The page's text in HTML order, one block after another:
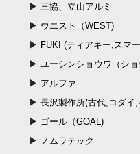
三協、立山アルミ
ウエスト（WEST)
FUKI (ティアキー,スマ
ユーシンショウワ（シ
アルファ
長沢製作所(古代,コダイ
ゴール（GOAL)
ノムラテック